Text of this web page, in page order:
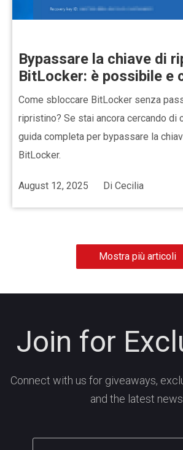
Bypassare la chiave di
BitLocker: è possibile e
Come sbloccare BitLocker senza
ripristino? Se stai ancora cercando di
guida completa per bypassare la
BitLocker.
August 12, 2025 Di Cecilia
Mostra più articoli
Join for
Connect with us for giveaways,
and the latest